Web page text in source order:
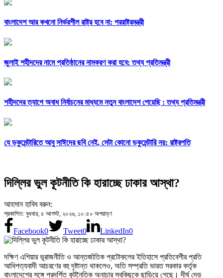
বাংলাদেশ আর কখনো নির্ভরশীল রাষ্ট্র হবে না: পররাষ্ট্রমন্ত্রী
জুলাই শহীদদের নামে প্রতিষ্ঠানের নামকরণ করা হবে: তথ্য প্রতিমন্ত্রী
শহীদদের ত্যাগে অবাধ নির্বাচনের মাধ্যমে নতুন বাংলাদেশ পেয়েছি : তথ্য প্রতিমন্ত্রী
যে ডকুমেন্টারিতে আবু সাঈদের ছবি নেই, সেটা কোনো ডকুমেন্টারি নয়: রাষ্ট্রপতি
দিল্লির ভুল কূটনীতি কি হারাচ্ছে ঢাকার আস্থা?
আহসান হাবিব বরুন:
প্রকাশিত: বুধবার, ৫ আগস্ট, ২০২৬, ১০:৫০ অপরাহ্ণ
Facebook0 Tweet0 LinkedIn0
দক্ষিণ এশিয়ার ভূরাজনীতি ও আন্তর্জাতিক প্রটোকলের ইতিহাসে প্রতিবেশীর প্রতি
আধিপত্যবাদী আচরণের বহু দৃষ্টান্ত থাকলেও, অতি সম্প্রতি ভারত সরকার কর্তৃক
বাংলাদেশের সঙ্গে প্রদর্শিত কূটনৈতিক অনাচার সবকিছুকে ছাড়িয়ে গেছে। দীর্ঘ দেড়